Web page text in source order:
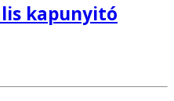
kapunyitó